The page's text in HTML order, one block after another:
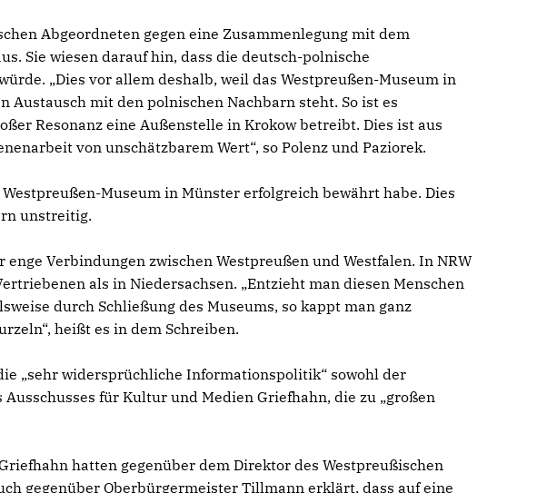
Abgeordneten gegen eine Zusammenlegung mit dem
Sie wiesen darauf hin, dass die deutsch-polnische
„Dies vor allem deshalb, weil das Westpreußen-Museum in
Austausch mit den polnischen Nachbarn steht. So ist es
Resonanz eine Außenstelle in Krokow betreibt. Dies ist aus
von unschätzbarem Wert“, so Polenz und Paziorek.
Museum in Münster erfolgreich bewährt habe. Dies
unstreitig.
Verbindungen zwischen Westpreußen und Westfalen. In NRW
als in Niedersachsen. „Entzieht man diesen Menschen
durch Schließung des Museums, so kappt man ganz
heißt es in dem Schreiben.
„sehr widersprüchliche Informationspolitik“ sowohl der
für Kultur und Medien Griefhahn, die zu „großen
hatten gegenüber dem Direktor des Westpreußischen
gegenüber Oberbürgermeister Tillmann erklärt, dass auf eine